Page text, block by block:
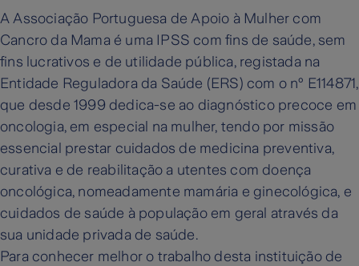
A Associação Portuguesa de Apoio à Mulher com
Cancro da Mama é uma IPSS com fins de saúde, sem
fins lucrativos e de utilidade pública, registada na
Entidade Reguladora da Saúde (ERS) com o nº E114871,
que desde 1999 dedica-se ao diagnóstico precoce em
oncologia, em especial na mulher, tendo por missão
essencial prestar cuidados de medicina preventiva,
curativa e de reabilitação a utentes com doença
oncológica, nomeadamente mamária e ginecológica, e
cuidados de saúde à população em geral através da
sua unidade privada de saúde.
Para conhecer melhor o trabalho desta instituição de